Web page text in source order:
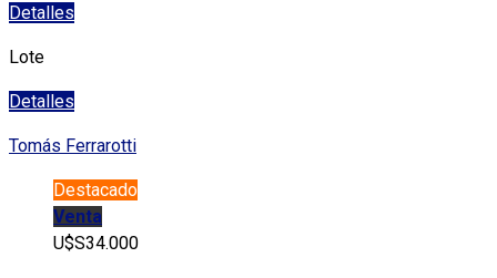
Detalles
Lote
Detalles
Tomás Ferrarotti
Destacado
Venta
U$S34.000